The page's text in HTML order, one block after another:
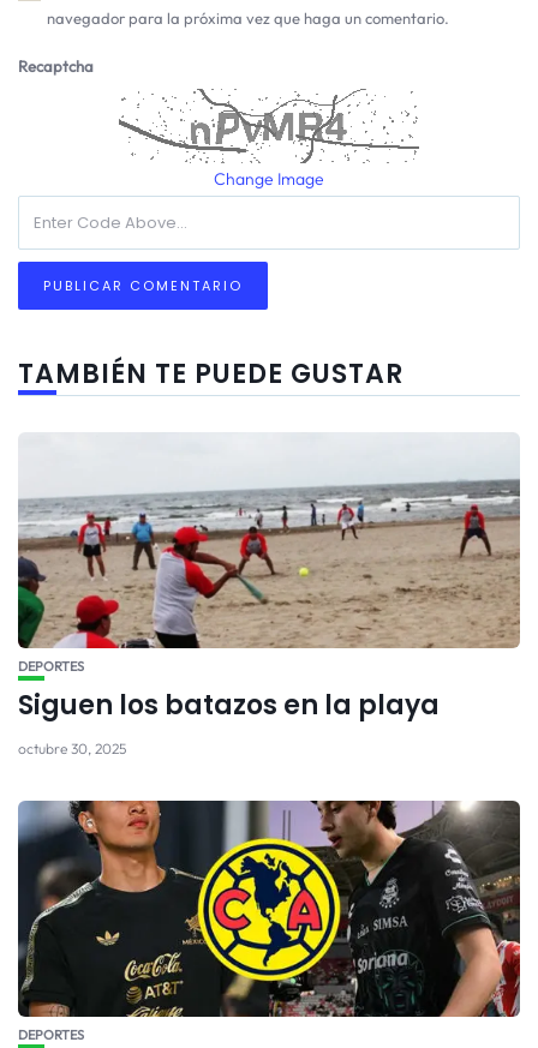
navegador para la próxima vez que haga un comentario.
Recaptcha
Change Image
TAMBIÉN TE PUEDE GUSTAR
DEPORTES
Siguen los batazos en la playa
octubre 30, 2025
DEPORTES